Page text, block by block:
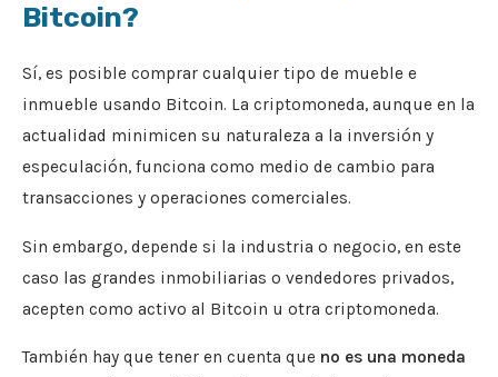
Bitcoin?
Sí, es posible comprar cualquier tipo de mueble e
inmueble usando Bitcoin. La criptomoneda, aunque en la
actualidad minimicen su naturaleza a la inversión y
especulación, funciona como medio de cambio para
transacciones y operaciones comerciales.
Sin embargo, depende si la industria o negocio, en este
caso las grandes inmobiliarias o vendedores privados,
acepten como activo al Bitcoin u otra criptomoneda.
También hay que tener en cuenta que no es una moneda